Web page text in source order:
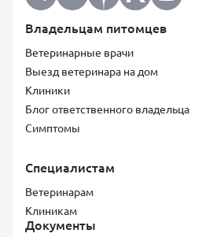
Владельцам питомцев
Ветеринарные врачи
Выезд ветеринара на дом
Клиники
Блог ответственного владельца
Симптомы
Специалистам
Ветеринарам
Клиникам
Документы